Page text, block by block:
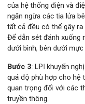
của hệ thống điện và
ngăn ngừa các tia lửa
tất cả đều có thể gây ra
Để dẫn sét đánh xuống
dưới bình, bên dưới
Bước 3: LPI khuyến
quá độ phù hợp cho hệ
quan trọng đối với các
truyền thông.